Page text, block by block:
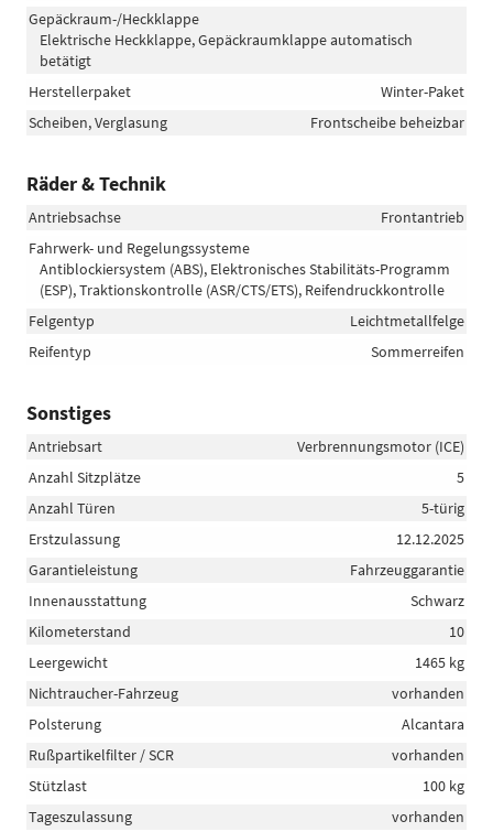
Gepäckraum-/Heckklappe
Elektrische Heckklappe, Gepäckraumklappe automatisch
betätigt
Herstellerpaket
Winter-Paket
Scheiben, Verglasung
Frontscheibe beheizbar
Räder & Technik
Antriebsachse
Frontantrieb
Fahrwerk- und Regelungssysteme
Antiblockiersystem (ABS), Elektronisches Stabilitäts-Programm
(ESP), Traktionskontrolle (ASR/CTS/ETS), Reifendruckkontrolle
Felgentyp
Leichtmetallfelge
Reifentyp
Sommerreifen
Sonstiges
Antriebsart
Verbrennungsmotor (ICE)
Anzahl Sitzplätze
5
Anzahl Türen
5-türig
Erstzulassung
12.12.2025
Garantieleistung
Fahrzeuggarantie
Innenausstattung
Schwarz
Kilometerstand
10
Leergewicht
1465 kg
Nichtraucher-Fahrzeug
vorhanden
Polsterung
Alcantara
Rußpartikelfilter / SCR
vorhanden
Stützlast
100 kg
Tageszulassung
vorhanden